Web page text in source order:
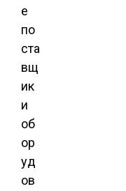
е
по
ста
вщ
ик
и
об
ор
уд
ов